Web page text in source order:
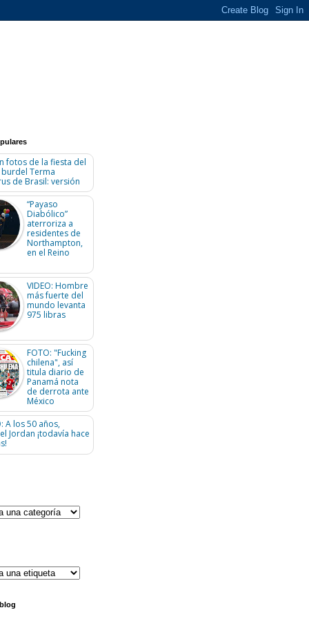
fotos de la fiesta del
Terma
de Brasil: versión
“Payaso
Diabólico”
aterroriza a
residentes de
Northampton,
en el Reino
VIDEO: Hombre
más fuerte del
mundo levanta
975 libras
FOTO: "Fucking
chilena", así
titula diario de
Panamá nota
de derrota ante
México
A los 50 años,
Jordan ¡todavía hace